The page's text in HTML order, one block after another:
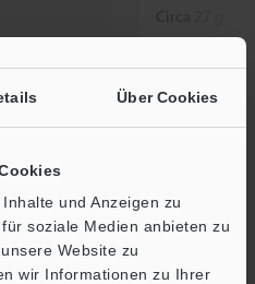
Über Cookies
und Anzeigen zu
soziale Medien anbieten zu
Website zu
wir Informationen zu Ihrer
Circa 27 g